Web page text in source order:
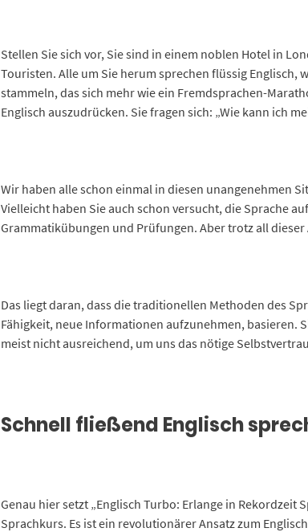
Stellen Sie sich vor, Sie sind in einem noblen Hotel in
Touristen. Alle um Sie herum sprechen flüssig Englisch,
stammeln, das sich mehr wie ein Fremdsprachen-
Englisch auszudrücken. Sie fragen sich: „Wie kann ich
Wir haben alle schon einmal in diesen unangenehmen
Vielleicht haben Sie auch schon versucht, die Sprache
Grammatikübungen und Prüfungen. Aber trotz all
Das liegt daran, dass die traditionellen Methoden des
Fähigkeit, neue Informationen aufzunehmen, basieren.
meist nicht ausreichend, um uns das nötige
Schnell fließend Englisch
Genau hier setzt „Englisch Turbo: Erlange in
Sprachkurs. Es ist ein revolutionärer Ansatz zum